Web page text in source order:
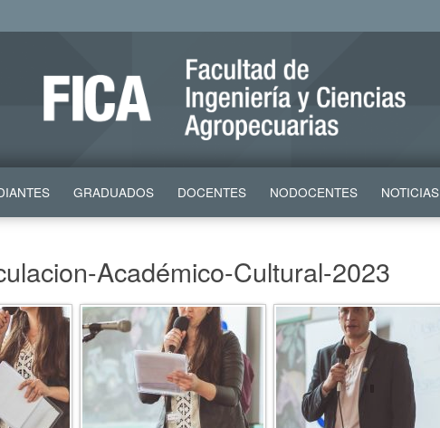
GRADUADOS DOCENTES NODOCENTES NOTICIAS
Académico-Cultural-2023